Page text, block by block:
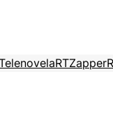
RTZapper